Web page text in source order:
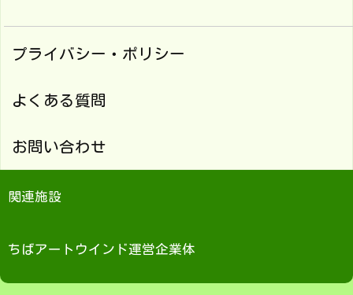
プライバシー・ポリシー
よくある質問
お問い合わせ
関連施設
ちばアートウインド運営企業体